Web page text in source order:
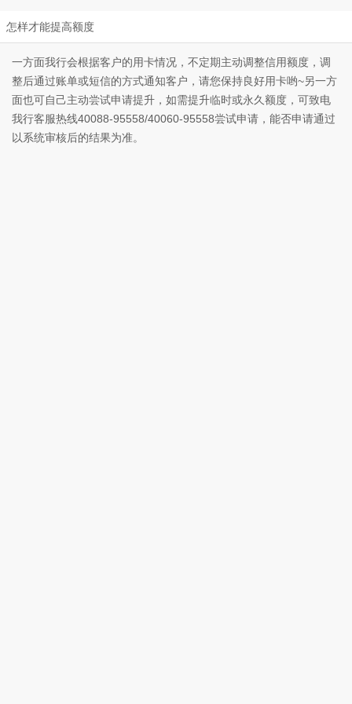
怎样才能提高额度
一方面我行会根据客户的用卡情况，不定期主动调整信用额度，调
整后通过账单或短信的方式通知客户，请您保持良好用卡哟~另一方
面也可自己主动尝试申请提升，如需提升临时或永久额度，可致电
我行客服热线40088-95558/40060-95558尝试申请，能否申请通过
以系统审核后的结果为准。